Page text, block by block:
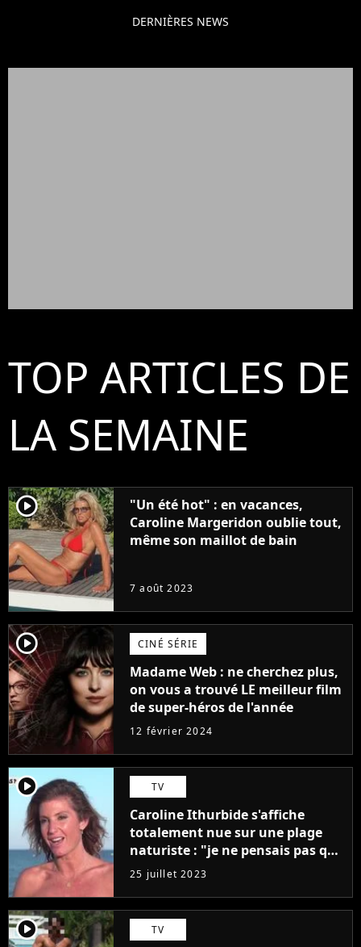
DERNIÈRES NEWS
TOP ARTICLES DE
LA SEMAINE
player2
"Un été hot" : en vacances,
Caroline Margeridon oublie tout,
même son maillot de bain
7 août 2023
player2 CINÉ SÉRIE
Madame Web : ne cherchez plus,
on vous a trouvé LE meilleur film
de super-héros de l'année
12 février 2024
player2 TV
Caroline Ithurbide s'affiche
totalement nue sur une plage
naturiste : "je ne pensais pas que
j'arriverais à le faire..."
25 juillet 2023
player2 TV